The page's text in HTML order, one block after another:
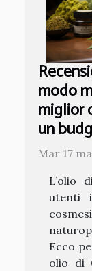
modo
miglior
un
Mar 17
L’olio
utenti
Ecco
olio di